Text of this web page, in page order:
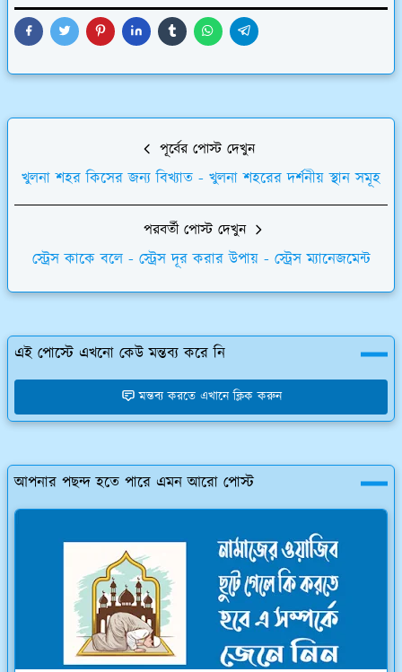
পূর্বের পোস্ট দেখুন
খুলনা শহর কিসের জন্য বিখ্যাত - খুলনা শহরের দর্শনীয় স্থান সমূহ
পরবর্তী পোস্ট দেখুন
স্ট্রেস কাকে বলে - স্ট্রেস দূর করার উপায় - স্ট্রেস ম্যানেজমেন্ট
এই পোস্টে এখনো কেউ মন্তব্য করে নি
মন্তব্য করতে এখানে ক্লিক করুন
আপনার পছন্দ হতে পারে এমন আরো পোস্ট